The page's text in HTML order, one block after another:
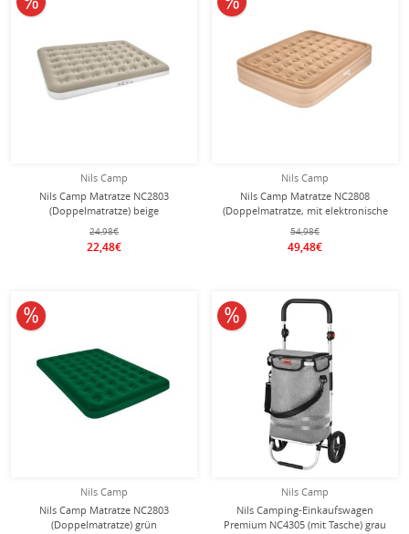
Nils Camp
Nils Camp Matratze NC2803
(Doppelmatratze) beige
-191x152x22cm
24,98€
22,48€
Nils Camp
Nils Camp Matratze NC2808
(Doppelmatratze, mit elektronische
Pumpe) beige - 200x145x35cm
54,98€
49,48€
Nils Camp
Nils Camp Matratze NC2803
(Doppelmatratze) grün
10% reduziert
Nils Camp
Nils Camping-Einkaufswagen
Premium NC4305 (mit Tasche) grau
10% reduziert